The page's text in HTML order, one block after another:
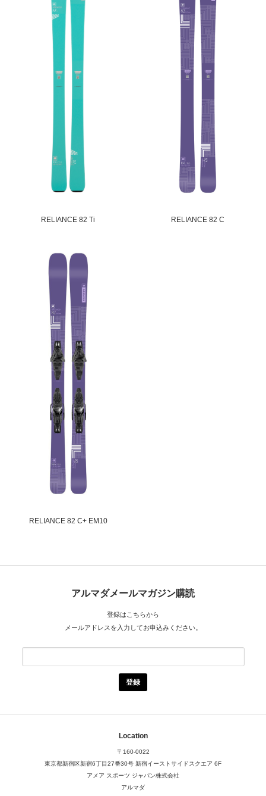
RELIANCE 82 Ti RELIANCE 82 C
RELIANCE 82 C+ EM10
アルマダメールマガジン購読
登録はこちらから
メールアドレスを入力してお申込みください。
Location
〒160-0022
東京都新宿区新宿6丁目27番30号 新宿イーストサイドスクエア 6F
アメア スポーツ ジャパン株式会社
アルマダ